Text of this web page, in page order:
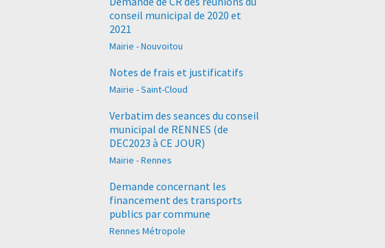
conseil municipal de 2020 et
2021
Mairie - Nouvoitou
Notes de frais et justificatifs
Mairie - Saint-Cloud
Verbatim des seances du conseil
municipal de RENNES (de
DEC2023 à CE JOUR)
Mairie - Rennes
Demande concernant les
financement des transports
publics par commune
Rennes Métropole